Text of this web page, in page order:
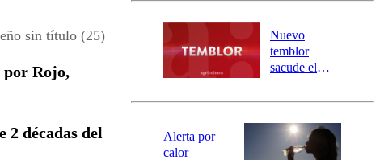
sin título (25)
por Rojo,
2 décadas del
río Damas:
activa
mensajería
SAE
Nuevo
temblor
sacude el
revisa la
epicentro
Alerta por
calor